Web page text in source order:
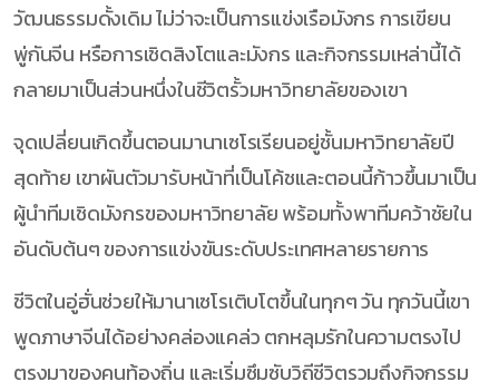
วัฒนธรรมดั้งเดิม ไม่ว่าจะเป็นการแข่งเรือมังกร การเขียน
พู่กันจีน หรือการเชิดสิงโตและมังกร และกิจกรรมเหล่านี้ได้
กลายมาเป็นส่วนหนึ่งในชีวิตรั้วมหาวิทยาลัยของเขา
จุดเปลี่ยนเกิดขึ้นตอนมานาเซโรเรียนอยู่ชั้นมหาวิทยาลัยปี
สุดท้าย เขาผันตัวมารับหน้าที่เป็นโค้ชและตอนนี้ก้าวขึ้นมาเป็น
ผู้นำทีมเชิดมังกรของมหาวิทยาลัย พร้อมทั้งพาทีมคว้าชัยใน
อันดับต้นๆ ของการแข่งขันระดับประเทศหลายรายการ
ชีวิตในอู่ฮั่นช่วยให้มานาเซโรเติบโตขึ้นในทุกๆ วัน ทุกวันนี้เขา
พูดภาษาจีนได้อย่างคล่องแคล่ว ตกหลุมรักในความตรงไป
ตรงมาของคนท้องถิ่น และเริ่มซึมซับวิถีชีวิตรวมถึงกิจกรรม